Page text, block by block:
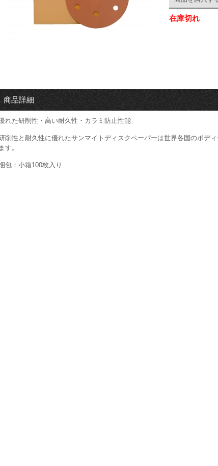
在庫切れ
商品詳細
れた研削性・高い耐久性・カラミ防止性能
削性と耐久性に優れたサンマイトディスクペーパーは世界各国のボデ
す。
包：小箱100枚入り